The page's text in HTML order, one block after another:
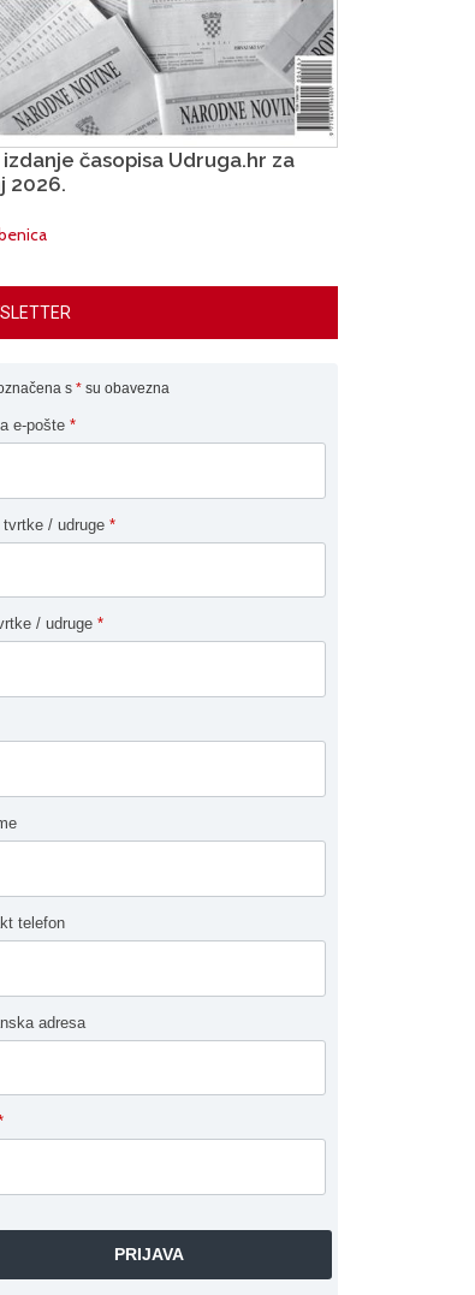
časopisa Udruga.hr za
2026.
s * su obavezna
e-pošte *
tvrtke / udruge *
/ udruge *
telefon
adresa